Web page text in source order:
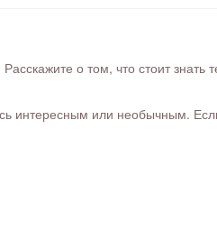
о том, что стоит знать
интересным или необычным.